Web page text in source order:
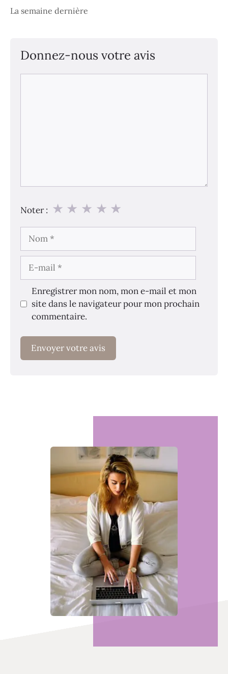
La semaine dernière
Donnez-nous votre avis
Noter : ★
★
★
★
★
Nom
E-
mail
Enregistrer mon nom, mon e-mail et mon
site dans le navigateur pour mon prochain
commentaire.